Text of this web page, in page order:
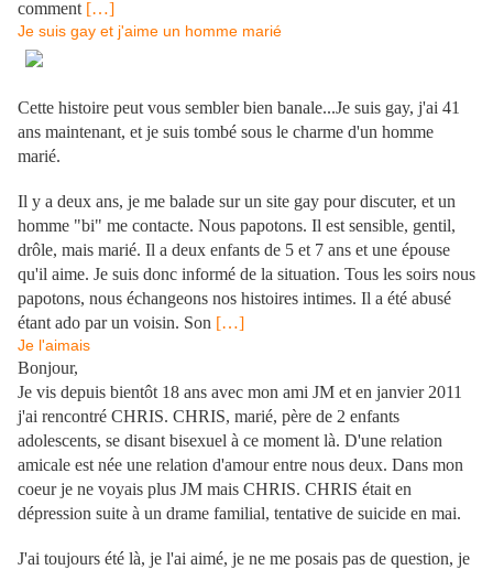
comment […]
Je suis gay et j'aime un homme marié
Cette histoire peut vous sembler bien banale...Je suis gay, j'ai 41
ans maintenant, et je suis tombé sous le charme d'un homme
marié.
Il y a deux ans, je me balade sur un site gay pour discuter, et un
homme "bi" me contacte. Nous papotons. Il est sensible, gentil,
drôle, mais marié. Il a deux enfants de 5 et 7 ans et une épouse
qu'il aime. Je suis donc informé de la situation. Tous les soirs nous
papotons, nous échangeons nos histoires intimes. Il a été abusé
étant ado par un voisin. Son […]
Je l'aimais
Bonjour,
Je vis depuis bientôt 18 ans avec mon ami JM et en janvier 2011
j'ai rencontré CHRIS. CHRIS, marié, père de 2 enfants
adolescents, se disant bisexuel à ce moment là. D'une relation
amicale est née une relation d'amour entre nous deux. Dans mon
coeur je ne voyais plus JM mais CHRIS. CHRIS était en
dépression suite à un drame familial, tentative de suicide en mai.
J'ai toujours été là, je l'ai aimé, je ne me posais pas de question, je